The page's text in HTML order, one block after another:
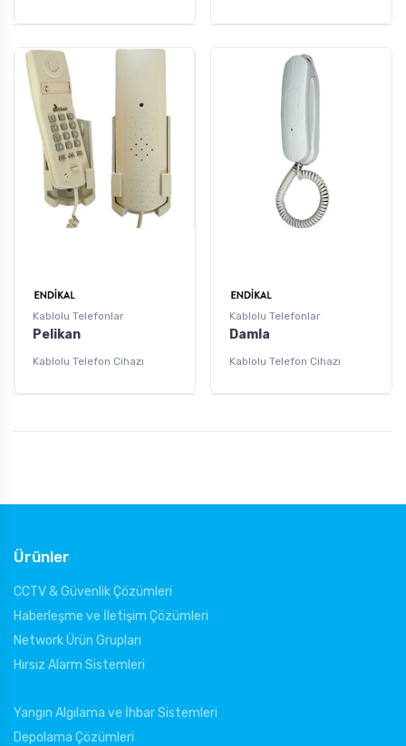
Kablolu Telefonlar
Pelikan
Kablolu Telefon Cihazı
Kablolu Telefonlar
Damla
Kablolu Telefon Cihazı
Ürünler
CCTV & Güvenlik Çözümleri
Haberleşme ve İletişim Çözümleri
Network Ürün Grupları
Hırsız Alarm Sistemleri
Yangın Algılama ve İhbar Sistemleri
Depolama Çözümleri